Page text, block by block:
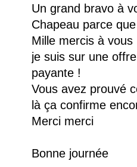
Un grand bravo à
Chapeau parce
Mille mercis à vous
je suis sur une
payante !
Vous avez prouvé
là ça confirme
Merci merci
Bonne journée